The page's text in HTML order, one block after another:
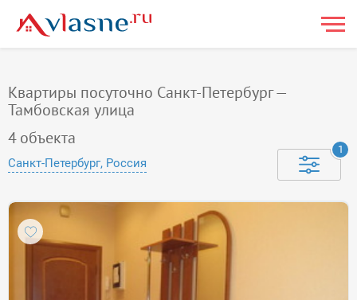
Квартиры посуточно Санкт-Петербург —
Тамбовская улица
4объекта
Санкт-Петербург, Россия
1